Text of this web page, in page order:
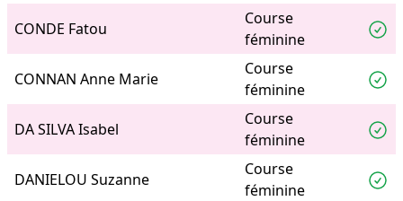
CONDE Fatou
Course
féminine
CONNAN Anne Marie
Course
féminine
DA SILVA Isabel
Course
féminine
DANIELOU Suzanne
Course
féminine